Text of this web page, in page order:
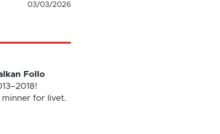
03/03/2026
Follo
for livet.